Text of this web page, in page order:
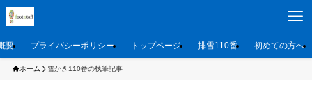
要 プライバシーポリシー トップページ 排雪110番 初めての方へ
ホーム 雪かき110番の執筆記事